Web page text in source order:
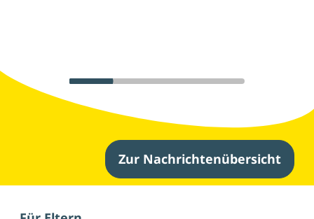
Zur Nachrichtenübersicht
Weitere Nachrichten